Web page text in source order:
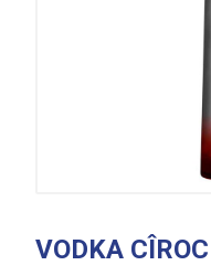
VODKA